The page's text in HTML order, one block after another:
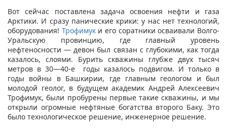
Вот сейчас поставлена задача освоения нефти и газа
Арктики. И сразу панические крики: у нас нет технологий,
оборудования! Трофимуки его соратники осваивали Волго-
Уральскую провинцию, где главный уровень
нефтеносности — девон был связан с глубокими, как тогда
казалось, слоями. Бурить скважины глубже двух тысяч
метров в 30—40-е годы казалось подвигом. И только в
годы войны в Башкирии, где главным геологом и был
молодой геолог, в будущем академик Андрей Алексеевич
Трофимук, были пробурены первые такие скважины, и мы
открыли огромные нефтяные богатства второго Баку. Это
было технологическое решение, инженерное решение.